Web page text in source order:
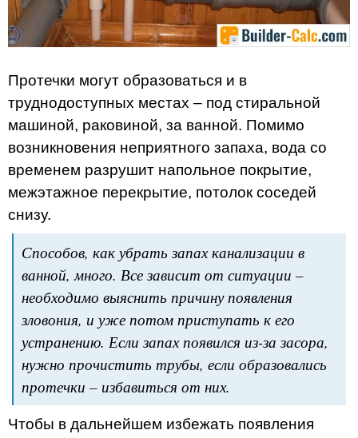
Протечки могут образоваться и в
труднодоступных местах – под стиральной
машиной, раковиной, за ванной. Помимо
возникновения неприятного запаха, вода со
временем разрушит напольное покрытие,
межэтажное перекрытие, потолок соседей
снизу.
Способов, как убрать запах канализации в
ванной, много. Все зависит от ситуации –
необходимо выяснить причину появления
зловония, и уже потом приступать к его
устранению. Если запах появился из-за засора,
нужно прочистить трубы, если образовались
протечки – избавиться от них.
Чтобы в дальнейшем избежать появления